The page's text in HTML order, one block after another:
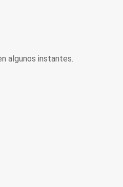
algunos instantes.